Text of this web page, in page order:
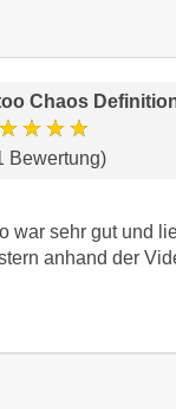
Chaos
Bewertung)
war sehr gut und
anhand der